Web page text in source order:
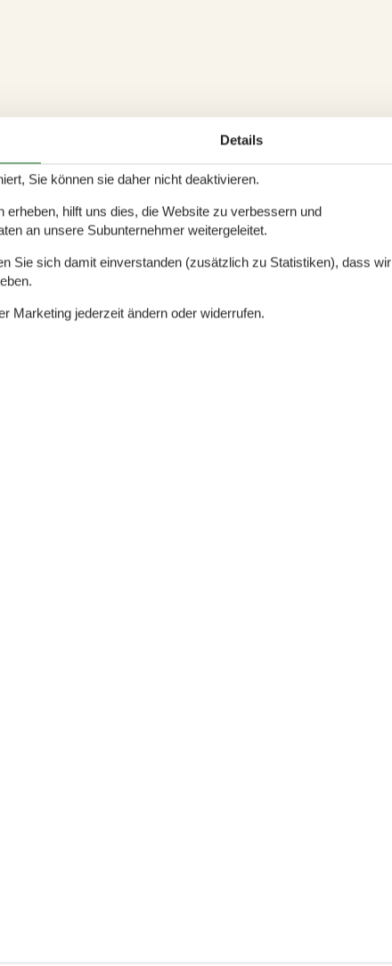
Wasser 300 m
Details
Sie können sie daher nicht deaktivieren.
hilft uns dies, die Website zu verbessern und
an unsere Subunternehmer weitergeleitet.
Sie sich damit einverstanden (zusätzlich zu Statistiken), dass wir
Marketing jederzeit ändern oder widerrufen.